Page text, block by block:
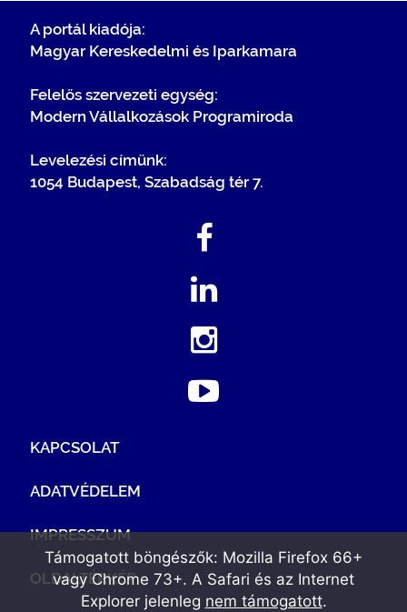
A portál kiadója:
Magyar Kereskedelmi és Iparkamara
Felelős szervezeti egység:
Modern Vállalkozások Programiroda
Levelezési címünk:
1054 Budapest, Szabadság tér 7.
KAPCSOLAT
ADATVÉDELEM
IMPRESSZUM
OLDALTÉRKÉP
Támogatott böngészők: Mozilla Firefox 66+
vagy Chrome 73+. A Safari és az Internet
Explorer jelenleg nem támogatott.